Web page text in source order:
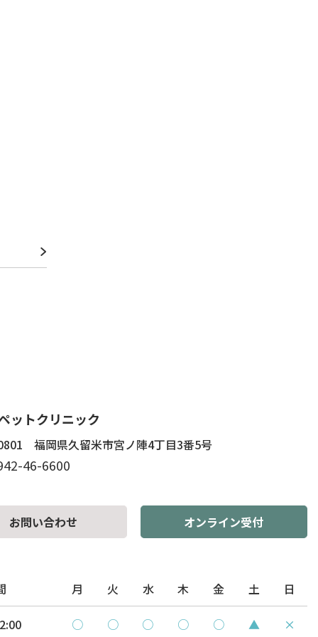
ットクリニック
福岡県久留米市宮ノ陣4丁目3番5号
46-6600
お問い合わせ オンライン受付
月 火 水 木 金 土 日
○ ○ ○ ○ ○ ▲ ×